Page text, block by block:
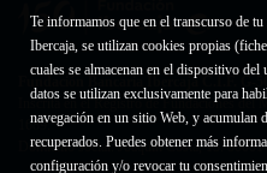
Te informamos que en el transcurso de
Ibercaja, se utilizan cookies propias
cuales se almacenan en el dispositivo
datos se utilizan exclusivamente para
navegación en un sitio Web, y acumulan
recuperados. Puedes obtener más
configuración y/o revocar tu
Fundación Bancaria Ibercaja C.I.F. G-
Inscrita en el Registro de Fundaciones del
1689.
Domicilio social: Joaquín Costa, 13. 50001